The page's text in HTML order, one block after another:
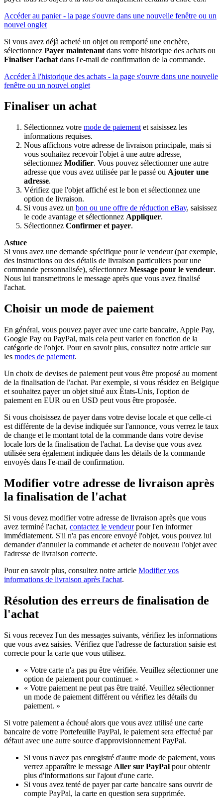
Accéder au panier- la page s'ouvre dans une nouvelle fenêtre ou un
nouvel onglet
Si vous avez déjà acheté un objet ou remporté une enchère,
sélectionnez Payer maintenant dans votre historique des achats ou
Finaliser l'achat dans l'e-mail de confirmation de la commande.
Accéder à l'historique des achats - la page s'ouvre dans une nouvelle
fenêtre ou un nouvel onglet
Finaliser un achat
Sélectionnez votre mode de paiement et saisissez les
informations requises.
Nous affichons votre adresse de livraison principale, mais si
vous souhaitez recevoir l'objet à une autre adresse,
sélectionnez Modifier. Vous pouvez sélectionner une autre
adresse que vous avez utilisée par le passé ou Ajouter une
adresse.
Vérifiez que l'objet affiché est le bon et sélectionnez une
option de livraison.
Si vous avez un bon ou une offre de réduction eBay, saisissez
le code avantage et sélectionnez Appliquer.
Sélectionnez Confirmer et payer.
Astuce
Si vous avez une demande spécifique pour le vendeur (par exemple,
des instructions ou des détails de livraison particuliers pour une
commande personnalisée), sélectionnez Message pour le vendeur.
Nous lui transmettrons le message après que vous avez finalisé
l'achat.
Choisir un mode de paiement
En général, vous pouvez payer avec une carte bancaire, Apple Pay,
Google Pay ou PayPal, mais cela peut varier en fonction de la
catégorie de l'objet. Pour en savoir plus, consultez notre article sur
les modes de paiement.
Un choix de devises de paiement peut vous être proposé au moment
de la finalisation de l'achat. Par exemple, si vous résidez en Belgique
et souhaitez payer un objet situé aux États-Unis, l'option de
paiement en EUR ou en USD peut vous être proposée.
Si vous choisissez de payer dans votre devise locale et que celle-ci
est différente de la devise indiquée sur l'annonce, vous verrez le taux
de change et le montant total de la commande dans votre devise
locale lors de la finalisation de l'achat. La devise que vous avez
utilisée sera également indiquée dans les détails de la commande
envoyés dans l'e-mail de confirmation.
Modifier votre adresse de livraison après
la finalisation de l'achat
Si vous devez modifier votre adresse de livraison après que vous
avez terminé l'achat, contactez le vendeurpour l'en informer
immédiatement. S'il n'a pas encore envoyé l'objet, vous pouvez lui
demander d'annuler la commande et acheter de nouveau l'objet avec
l'adresse de livraison correcte.
Pour en savoir plus, consultez notre article Modifier vos
informations de livraison après l'achat.
Résolution des erreurs de finalisation de
l'achat
Si vous recevez l'un des messages suivants, vérifiez les informations
que vous avez saisies. Vérifiez que l'adresse de facturation saisie est
correcte pour la carte que vous utilisez.
« Votre carte n'a pas pu être vérifiée. Veuillez sélectionner une
option de paiement pour continuer. »
« Votre paiement ne peut pas être traité. Veuillez sélectionner
un mode de paiement différent ou vérifiez les détails du
paiement. »
Si votre paiement a échoué alors que vous avez utilisé une carte
bancaire de votre Portefeuille PayPal, le paiement sera effectué par
défaut avec une autre source d'approvisionnement PayPal.
Si vous n'avez pas enregistré d'autre mode de paiement, vous
verrez apparaître le message Aller sur PayPal pour obtenir
plus d'informations sur l'ajout d'une carte.
Si vous avez tenté de payer par carte bancaire sans ouvrir de
compte PayPal, la carte en question sera supprimée.